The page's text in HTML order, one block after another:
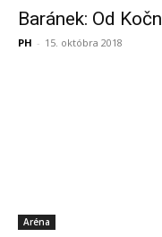
Baránek: Od
PH - 15. októbra 2018
Aréna